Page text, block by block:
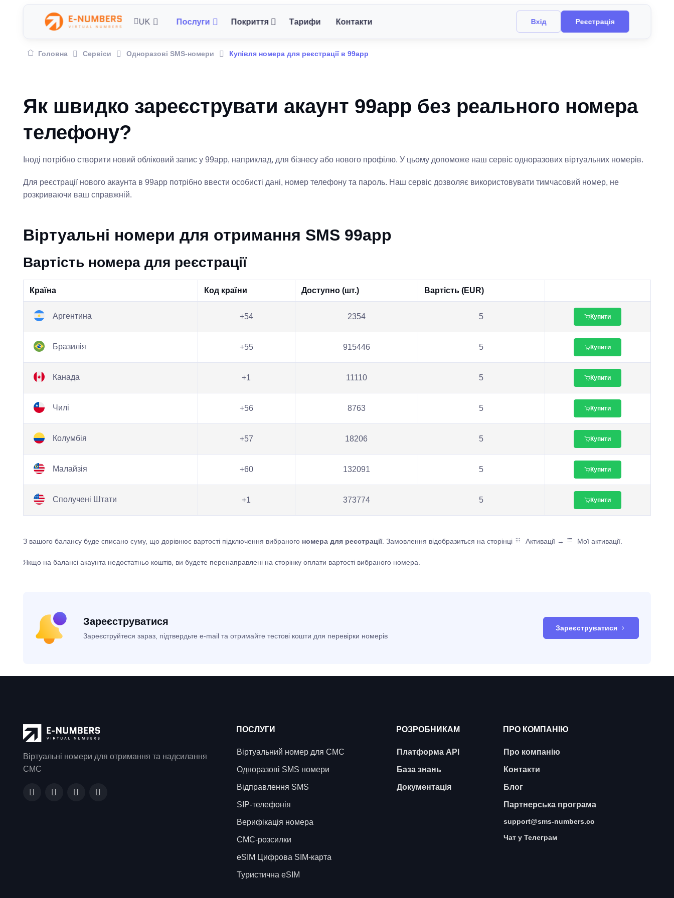
UK Послуги Покриття Тарифи Контакти Вхід Реєстрація
Головна Сервіси Одноразові SMS-номери Купівля номера для реєстрації в 99app
Як швидко зареєструвати акаунт 99app без реального номера
телефону?
Іноді потрібно створити новий обліковий запис у 99app, наприклад, для бізнесу або нового профілю. У цьому допоможе наш сервіс одноразових віртуальних номерів.
Для реєстрації нового акаунта в 99app потрібно ввести особисті дані, номер телефону та пароль. Наш сервіс дозволяє використовувати тимчасовий номер, не
розкриваючи ваш справжній.
Віртуальні номери для отримання SMS 99app
Вартість номера для реєстрації
Країна Код країни Доступно (шт.) Вартість (EUR)
Аргентина +54 2354 5 Купити
Бразилія +55 915446 5 Купити
Канада +1 11110 5 Купити
Чилі +56 8763 5 Купити
Колумбія +57 18206 5 Купити
Малайзія +60 132091 5 Купити
Сполучені Штати +1 373774 5 Купити
З вашого балансу буде списано суму, що дорівнює вартості підключення вибраного номера для реєстрації. Замовлення відобразиться на сторінці Активації → Мої активації.
Якщо на балансі акаунта недостатньо коштів, ви будете перенаправлені на сторінку оплати вартості вибраного номера.
Зареєструватися
Зареєструйтеся зараз, підтвердьте e-mail та отримайте тестові кошти для перевірки номерів
Зареєструватися
Віртуальні номери для отримання та надсилання
СМС
ПОСЛУГИ
Віртуальний номер для СМС
Одноразові SMS номери
Відправлення SMS
SIP-телефонія
Верифікація номера
СМС-розсилки
eSIM Цифрова SIM-карта
Туристична eSIM
РОЗРОБНИКАМ
Платформа API
База знань
Документація
ПРО КОМПАНІЮ
Про компанію
Контакти
Блог
Партнерська програма
support@sms-numbers.co
Чат у Телеграм